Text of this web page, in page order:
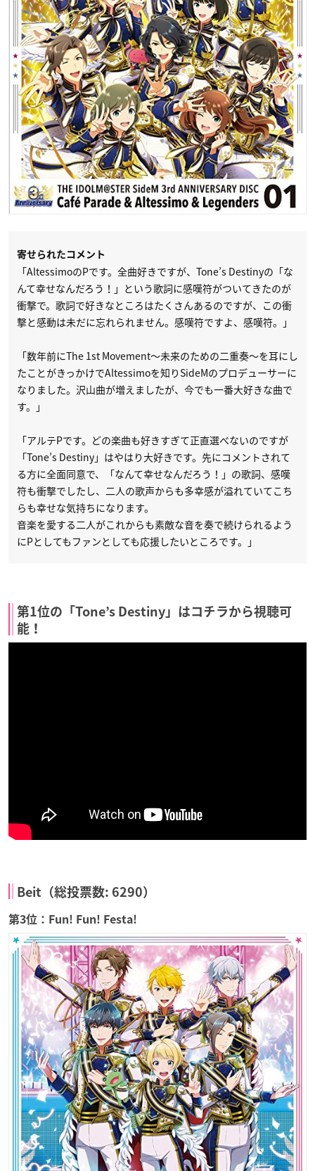
寄せられたコメント
「AltessimoのPです。全曲好きですが、Tone’s Destinyの「な
んて幸せなんだろう！」という歌詞に感嘆符がついてきたのが
衝撃で。歌詞で好きなところはたくさんあるのですが、この衝
撃と感動は未だに忘れられません。感嘆符ですよ、感嘆符。」
「数年前にThe 1st Movement〜未来のための二重奏〜を耳にし
たことがきっかけでAltessimoを知りSideMのプロデューサーに
なりました。沢山曲が増えましたが、今でも一番大好きな曲で
す。」
「アルテPです。どの楽曲も好きすぎて正直選べないのですが
「Tone’s Destiny」はやはり大好きです。先にコメントされて
る方に全面同意で、「なんて幸せなんだろう！」の歌詞、感嘆
符も衝撃でしたし、二人の歌声からも多幸感が溢れていてこち
らも幸せな気持ちになります。
音楽を愛する二人がこれからも素敵な音を奏で続けられるよう
にPとしてもファンとしても応援したいところです。」
第1位の「Tone’s Destiny」はコチラから視聴可
能！
Beit（総投票数: 6290）
第3位：Fun! Fun! Festa!